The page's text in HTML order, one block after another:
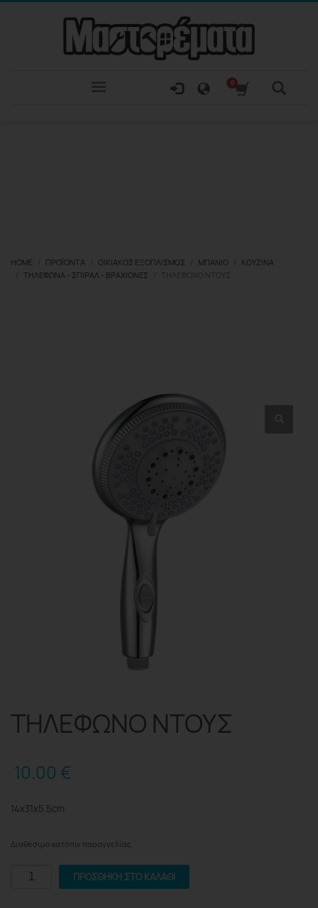
HOME ΠΡΟΪΌΝΤΑ ΟΙΚΙΑΚΌΣ ΕΞΟΠΛΙΣΜΌΣ ΜΠΆΝΙΟ
ΚΟΥΖΊΝΑ
ΤΗΛΈΦΩΝΑ - ΣΠΙΡΆΛ - ΒΡΑΧΊΟΝΕΣ
ΤΗΛΕΦΩΝΟ ΝΤΟΥΣ
ΤΗΛΕΦΩΝΟ ΝΤΟΥΣ
10.00 €
14x31x5.5cm
Διαθέσιμο κατόπιν παραγγελίας
ΤΗΛΕΦΩΝΟ
ΠΡΟΣΘΉΚΗ ΣΤΟ ΚΑΛΆΘΙ